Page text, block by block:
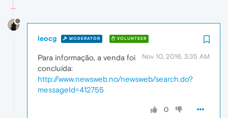
leocg MODERATOR VOLUNTEER
Nov 10, 2016, 3:35 AM
Para informação, a venda foi
concluída:
http://www.newsweb.no/newsweb/search.do?
messageId=412755
0